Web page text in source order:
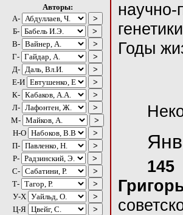
Авторы:
А-
Б-
В-
Г-
Д-
Е-И
К-
Л-
М-
Н-О
П-
Р-
C-
Т-
У-Х
Ц-Я
Годы